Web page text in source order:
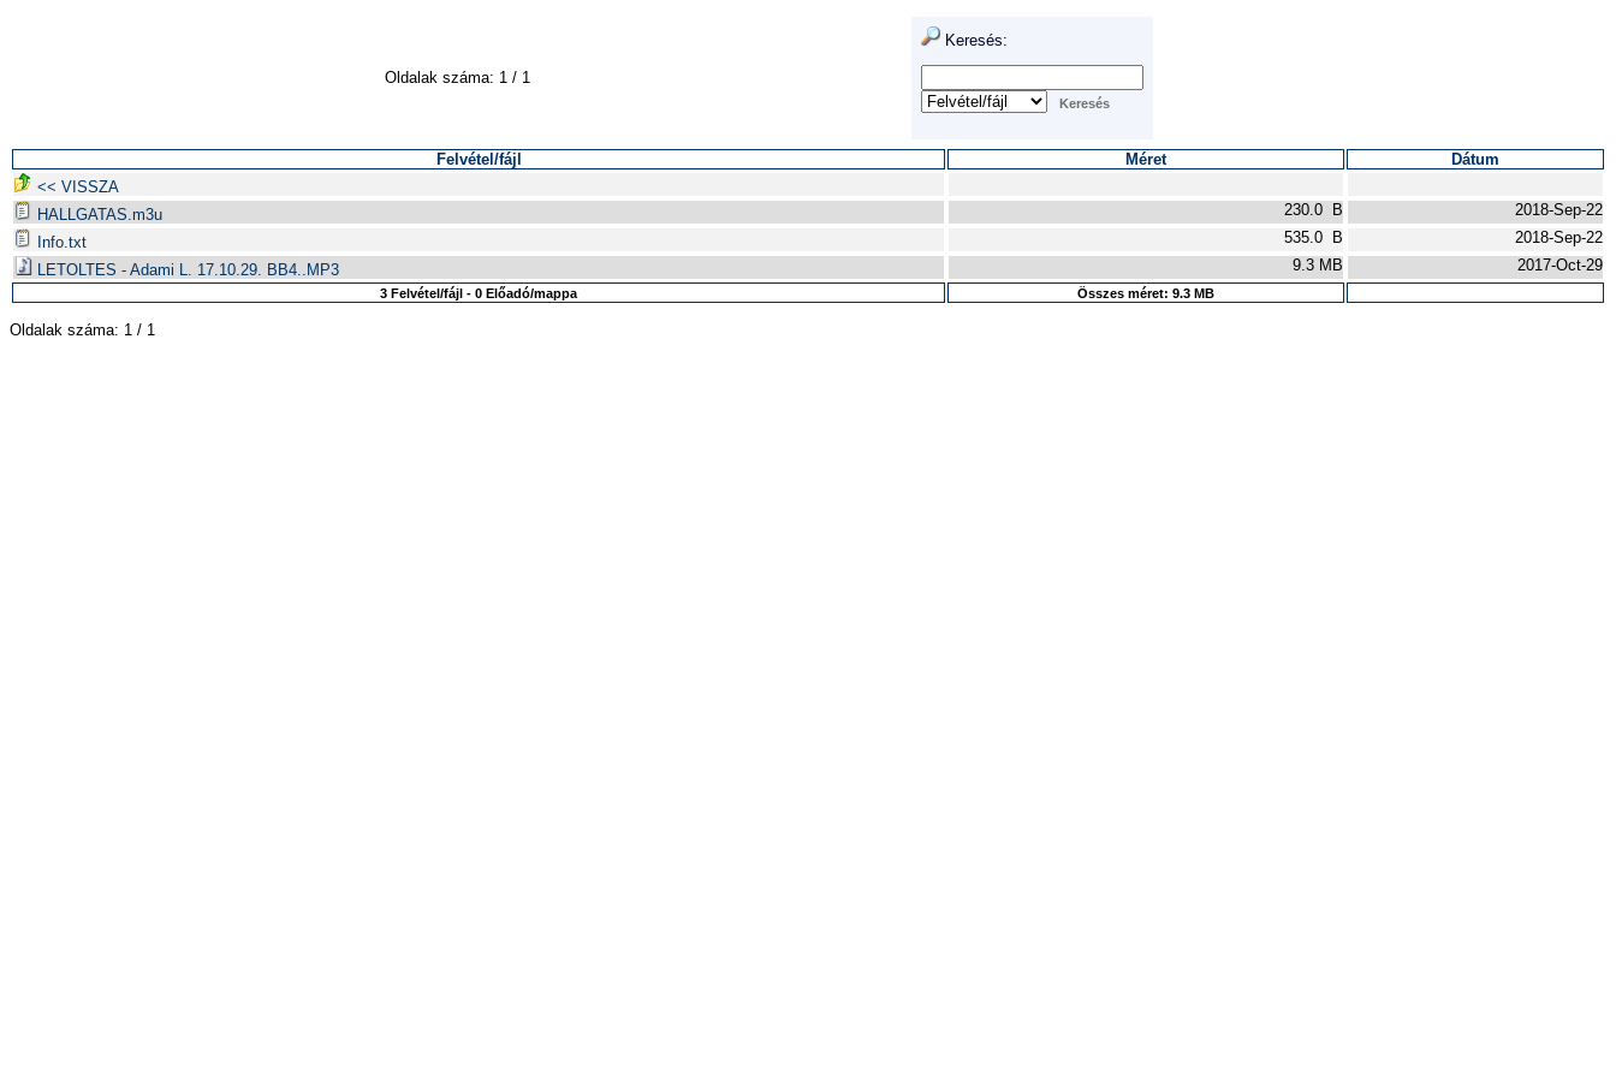
Oldalak száma: 1 / 1
Keresés:
Felvétel/fájl Méret
Dátum
<< VISSZA
HALLGATAS.m3u
230.0 B
2018-Sep-22
Info.txt
535.0 B
2018-Sep-22
LETOLTES - Adami L. 17.10.29. BB4..MP3
9.3 MB 2017-Oct-29
3 Felvétel/fájl - 0 Előadó/mappa Összes méret: 9.3 MB
Oldalak száma: 1 / 1